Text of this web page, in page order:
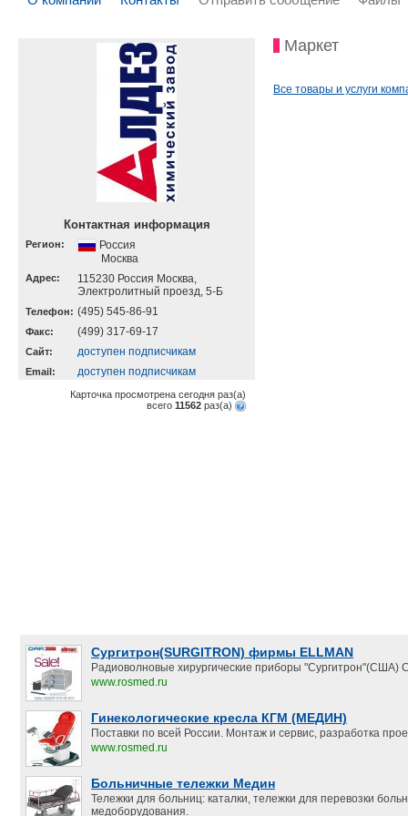
Контактная информация
Регион:
Россия
Москва
Адрес:
115230 Россия Москва,
Электролитный проезд, 5-Б
Телефон: (495) 545-86-91
Факс: (499) 317-69-17
Cайт: доступен подписчикам
Email: доступен подписчикам
Карточка просмотрена сегодня раз(a)
всего 11562 раз(a)
Маркет
Все товары и услуги
Сургитрон(SURGITRON) фирмы ELLMAN
Радиоволновые хирургические приборы "Сургитрон"(США)
www.rosmed.ru
Гинекологические кресла КГМ (МЕДИН)
Поставки по всей России. Монтаж и сервис, разработка
www.rosmed.ru
Больничные тележки Медин
Тележки для больниц: каталки, тележки для перевозки
медоборудования.